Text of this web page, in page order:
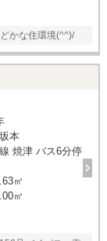
かな住環境(^^)/
本
焼津 バス6分停
㎡
㎡